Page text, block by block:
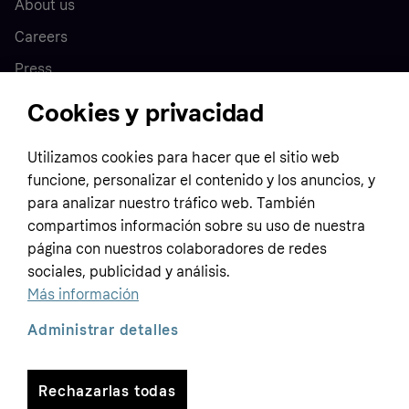
About us
Careers
Press
Customer service
Terms & conditions
Privacy policy
Tracking technology notice
Business
Sell with Klarna
Contact us
Global
Cookies y privacidad
Utilizamos cookies para hacer que el sitio web
funcione, personalizar el contenido y los anuncios, y
para analizar nuestro tráfico web. También
compartimos información sobre su uso de nuestra
página con nuestros colaboradores de redes
sociales, publicidad y análisis.
Más información
Rechazarlas todas
Administrar detalles